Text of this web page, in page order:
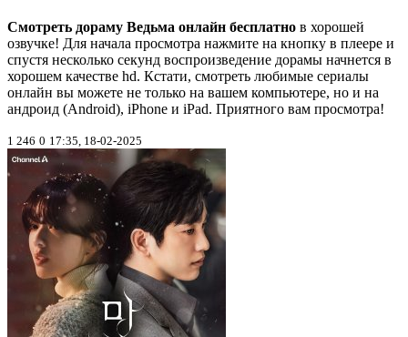
Смотреть дораму Ведьма онлайн бесплатно в хорошей
озвучке! Для начала просмотра нажмите на кнопку в плеере и
спустя несколько секунд воспроизведение дорамы начнется в
хорошем качестве hd. Кстати, смотреть любимые сериалы
онлайн вы можете не только на вашем компьютере, но и на
андроид (Android), iPhone и iPad. Приятного вам просмотра!
1 246 0 17:35, 18-02-2025